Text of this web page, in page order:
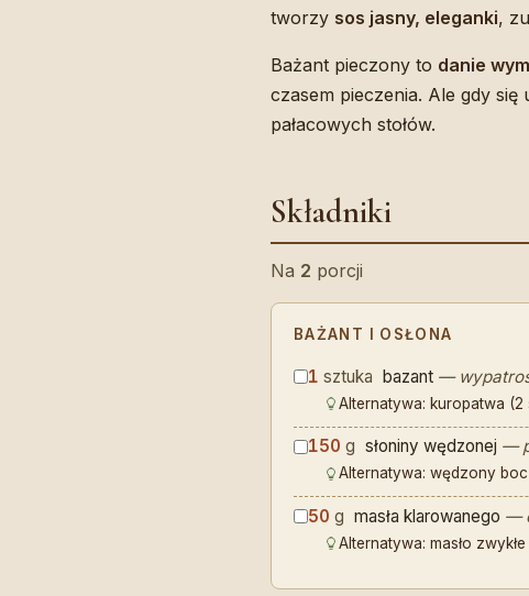
tworzy sos jasny, eleganki,
Bażant pieczony to danie
czasem pieczenia. Ale gdy się
pałacowych stołów.
Składniki
Na 2 porcji
BAŻANT I OSŁONA
1 sztuka bazant —
Alternatywa: kuropatwa
150 g słoniny wędzonej —
Alternatywa: wędzony
50 g masła klarowanego —
Alternatywa: masło zwykłe